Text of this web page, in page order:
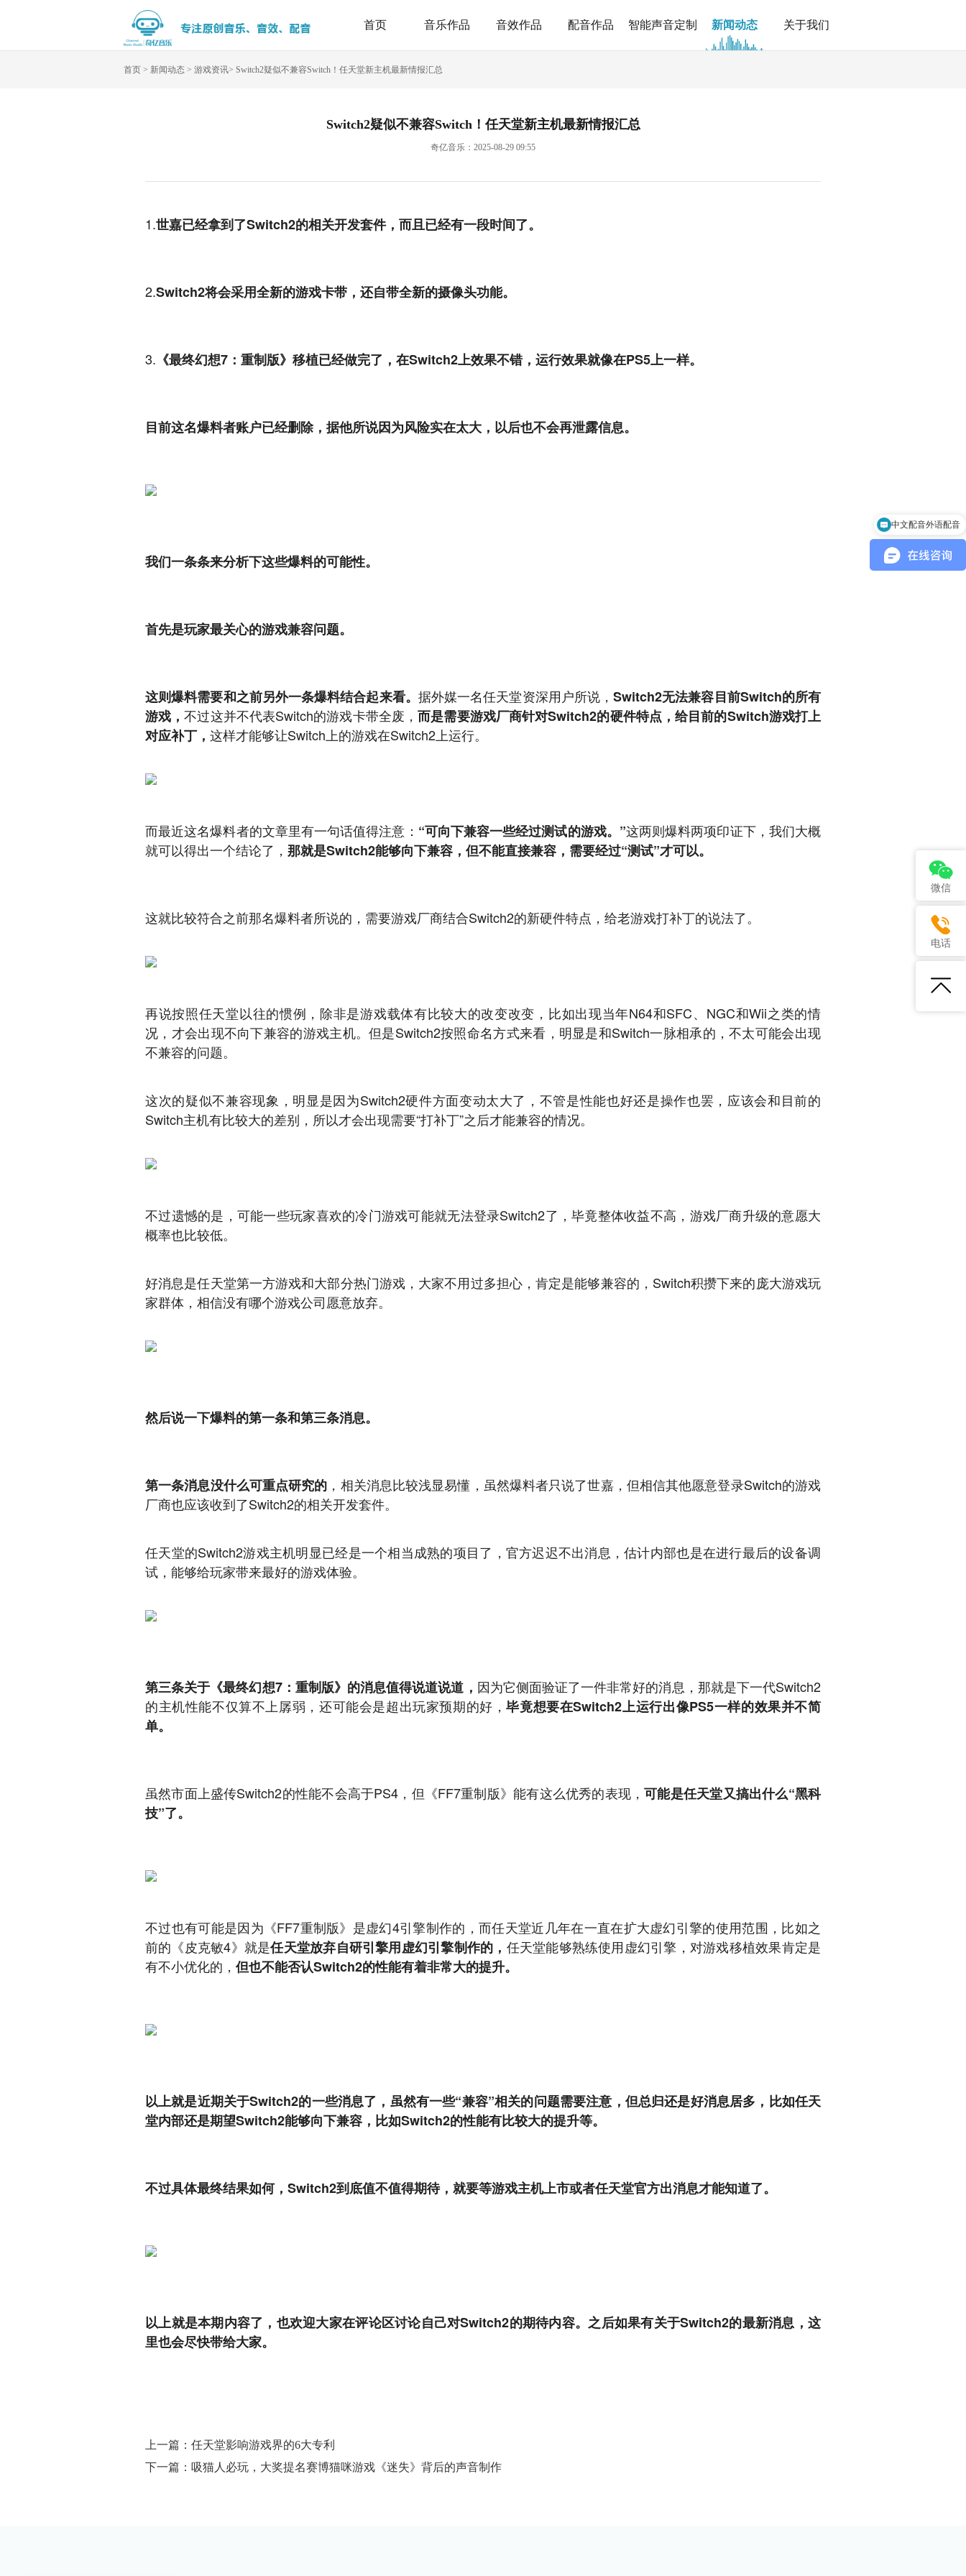
首页 音乐作品 音效作品 配音作品 智能声音定制 新闻动态 关于我们
首页 > 新闻动态 > 游戏资讯> Switch2疑似不兼容Switch！任天堂新主机最新情报汇总
Switch2疑似不兼容Switch！任天堂新主机最新情报汇总
奇亿音乐：2025-08-29 09:55
1.世嘉已经拿到了Switch2的相关开发套件，而且已经有一段时间了。
2.Switch2将会采用全新的游戏卡带，还自带全新的摄像头功能。
3. 《最终幻想7：重制版》移植已经做完了，在Switch2上效果不错，运行效果就像在PS5上一样。
目前这名爆料者账户已经删除，据他所说因为风险实在太大，以后也不会再泄露信息。
我们一条条来分析下这些爆料的可能性。
首先是玩家最关心的游戏兼容问题。
这则爆料需要和之前另外一条爆料结合起来看。 据外媒一名任天堂资深用户所说，Switch2无法兼容目前Switch的所有
游戏，不过这并不代表Switch的游戏卡带全废，而是需要游戏厂商针对Switch2的硬件特点，给目前的Switch游戏打上
对应补丁， 这样才能够让Switch上的游戏在Switch2上运行。
而最近这名爆料者的文章里有一句话值得注意： “可向下兼容一些经过测试的游戏。”这两则爆料两项印证下，我们大概
就可以得出一个结论了， 那就是Switch2能够向下兼容，但不能直接兼容，需要经过“测试”才可以。
这就比较符合之前那名爆料者所说的，需要游戏厂商结合Switch2的新硬件特点，给老游戏打补丁的说法了。
再说按照任天堂以往的惯例，除非是游戏载体有比较大的改变改变，比如出现当年N64和SFC、NGC和Wii之类的情
况，才会出现不向下兼容的游戏主机。但是Switch2按照命名方式来看，明显是和Switch一脉相承的，不太可能会出现
不兼容的问题。
这次的疑似不兼容现象，明显是因为Switch2硬件方面变动太大了，不管是性能也好还是操作也罢，应该会和目前的
Switch主机有比较大的差别，所以才会出现需要“打补丁”之后才能兼容的情况。
不过遗憾的是，可能一些玩家喜欢的冷门游戏可能就无法登录Switch2了，毕竟整体收益不高，游戏厂商升级的意愿大
概率也比较低。
好消息是任天堂第一方游戏和大部分热门游戏，大家不用过多担心，肯定是能够兼容的，Switch积攒下来的庞大游戏玩
家群体，相信没有哪个游戏公司愿意放弃。
然后说一下爆料的第一条和第三条消息。
第一条消息没什么可重点研究的 ，相关消息比较浅显易懂，虽然爆料者只说了世嘉，但相信其他愿意登录Switch的游戏
厂商也应该收到了Switch2的相关开发套件。
任天堂的Switch2游戏主机明显已经是一个相当成熟的项目了，官方迟迟不出消息，估计内部也是在进行最后的设备调
试，能够给玩家带来最好的游戏体验。
第三条关于《最终幻想7：重制版》的消息值得说道说道， 因为它侧面验证了一件非常好的消息，那就是下一代Switch2
的主机性能不仅算不上孱弱，还可能会是超出玩家预期的好，毕竟想要在Switch2上运行出像PS5一样的效果并不简
单。
虽然市面上盛传Switch2的性能不会高于PS4，但《FF7重制版》能有这么优秀的表现，可能是任天堂又搞出什么“黑科
技”了。
不过也有可能是因为《FF7重制版》是虚幻4引擎制作的，而任天堂近几年在一直在扩大虚幻引擎的使用范围，比如之
前的《皮克敏4》就是任天堂放弃自研引擎用虚幻引擎制作的， 任天堂能够熟练使用虚幻引擎，对游戏移植效果肯定是
有不小优化的， 但也不能否认Switch2的性能有着非常大的提升。
以上就是近期关于Switch2的一些消息了，虽然有一些“兼容”相关的问题需要注意，但总归还是好消息居多， 比如任天
堂内部还是期望Switch2能够向下兼容，比如Switch2的性能有比较大的提升等。
不过具体最终结果如何，Switch2到底值不值得期待，就要等游戏主机上市或者任天堂官方出消息才能知道了。
以上就是本期内容了，也欢迎大家在评论区讨论自己对Switch2的期待内容。之后如果有关于Switch2的最新消息，这
里也会尽快带给大家。
上一篇：任天堂影响游戏界的6大专利
下一篇：吸猫人必玩，大奖提名赛博猫咪游戏《迷失》背后的声音制作
微信
电话
中文配音外语配音